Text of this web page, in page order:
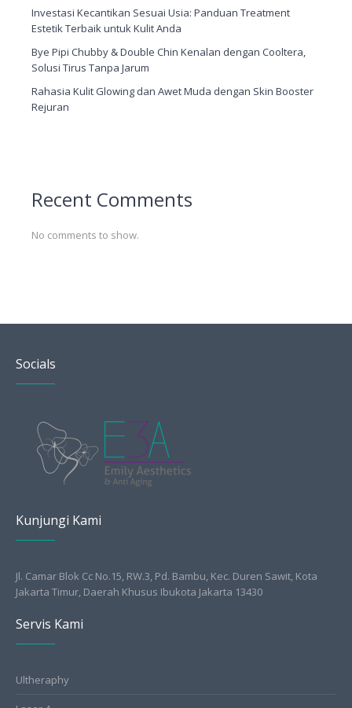
Investasi Kecantikan Sesuai Usia: Panduan Treatment
Estetik Terbaik untuk Kulit Anda
Bye Pipi Chubby & Double Chin Kenalan dengan Cooltera,
Solusi Tirus Tanpa Jarum
Rahasia Kulit Glowing dan Awet Muda dengan Skin Booster
Rejuran
Recent Comments
No comments to show.
Socials
Kunjungi Kami
Jl. Camar Blok Cc No.15, RW.3, Pd. Bambu, Kec. Duren Sawit, Kota
Jakarta Timur, Daerah Khusus Ibukota Jakarta 13430
Servis Kami
Ultheraphy